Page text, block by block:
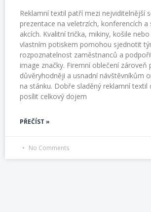
Reklamní textil patří mezi nejviditelnější
prezentace na veletrzích, konferencích a
akcích. Kvalitní trička, mikiny, košile nebo
vlastním potiskem pomohou sjednotit
rozpoznatelnost zaměstnanců a
image značky. Firemní oblečení zároveň
důvěryhodněji a usnadní návštěvníkům
na stánku. Dobře sladěný reklamní textil
posílit celkový dojem
PŘEČÍST »
No Comments